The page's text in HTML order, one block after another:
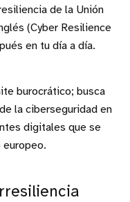
de la Unión
(Cyber Resilience
en tu día a día.
burocrático; busca
la ciberseguridad en
digitales que se
europeo.